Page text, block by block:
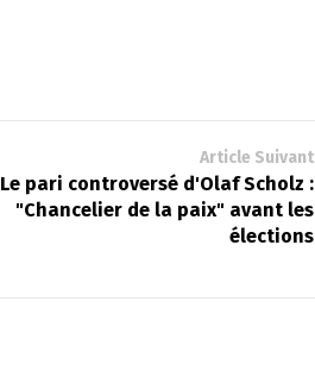
Article Suivant
Le pari controversé d'Olaf Scholz :
"Chancelier de la paix" avant les
élections